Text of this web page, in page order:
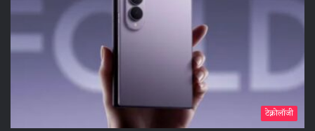
टेक्नोलॉजी